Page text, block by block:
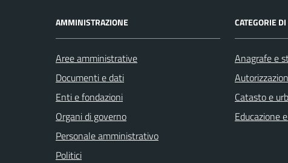
AMMINISTRAZIONE
Aree amministrative
Documenti e dati
Enti e fondazioni
Organi di governo
Personale amministrativo
Politici
CATEGORIE
Anagrafe e
Catasto e
Educazione